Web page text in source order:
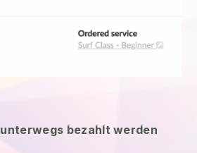
unterwegs bezahlt werden